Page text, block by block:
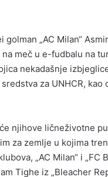
„AC Milan“
meč u e-fudbalu na
nekadašnje
za UNHCR, kao
njihove ličneživotne
za zemlje u kojima
„AC Milan“ i „FC
Tighe iz „Bleacher